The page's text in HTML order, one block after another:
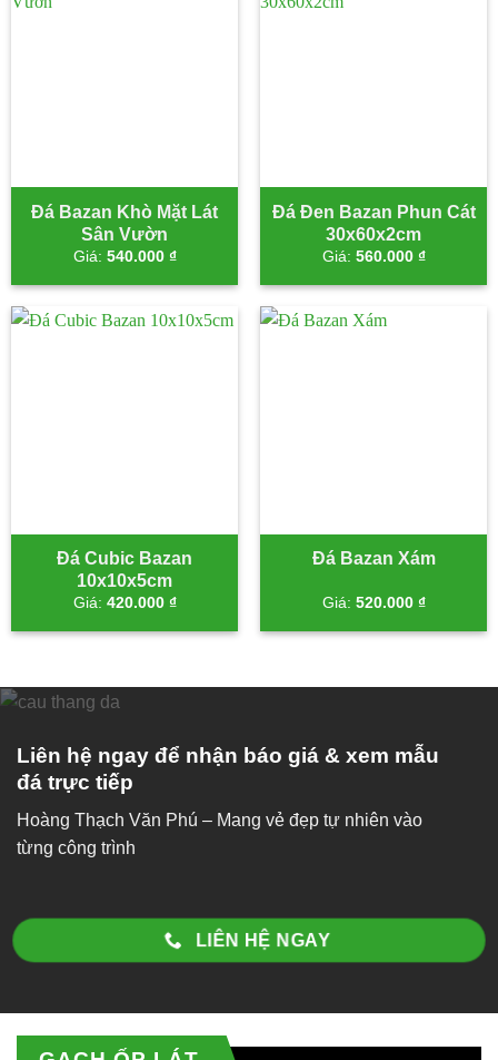
Đá Bazan Khò Mặt Lát
Sân Vườn
Giá: 540.000 ₫
Đá Đen Bazan Phun Cát
30x60x2cm
Giá: 560.000 ₫
Đá Cubic Bazan
10x10x5cm
Giá: 420.000 ₫
Đá Bazan Xám
Giá: 520.000 ₫
Liên hệ ngay để nhận báo giá & xem mẫu
đá trực tiếp
Hoàng Thạch Văn Phú – Mang vẻ đẹp tự nhiên vào
từng công trình
LIÊN HỆ NGAY